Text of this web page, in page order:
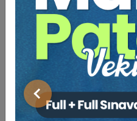
Önceki
Tasarrufun İptali Davası
900 TL
Sosyal Medya